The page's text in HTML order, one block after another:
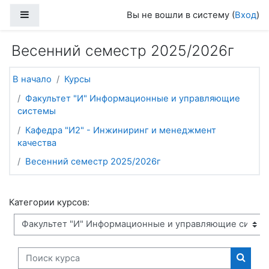
Вы не вошли в систему (Вход)
Весенний семестр 2025/2026г
В начало
Курсы
Факультет "И" Информационные и управляющие
системы
Кафедра "И2" - Инжиниринг и менеджмент
качества
Весенний семестр 2025/2026г
Категории курсов:
Поиск курса